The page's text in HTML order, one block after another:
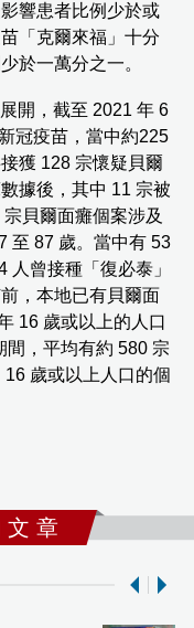
響患者比例少於或
「克爾來福」十分
於一萬分之一。
開，截至 2021 年 6
冠疫苗，當中約225
獲 128 宗懷疑貝爾
據後，其中 11 宗被
貝爾面癱個案涉及
至 87 歲。當中有 53
人曾接種「復必泰」
，本地已有貝爾面
16 歲或以上的人口
間，平均有約 580 宗
歲或以上人口的個
文 章